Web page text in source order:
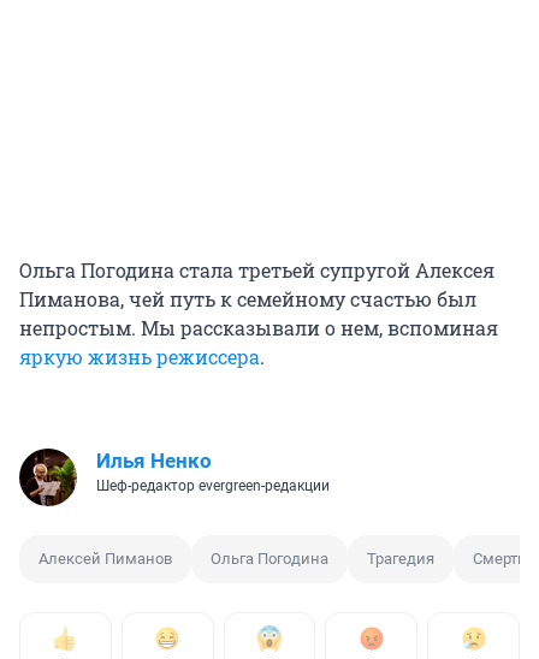
Ольга Погодина стала третьей супругой Алексея
Пиманова, чей путь к семейному счастью был
непростым. Мы рассказывали о нем, вспоминая
яркую жизнь режиссера.
Илья Ненко
Шеф-редактор evergreen-редакции
Алексей Пиманов Ольга Погодина Трагедия Смерть